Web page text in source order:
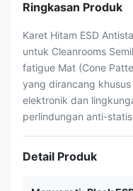
Ringkasan Produk
Karet Hitam ESD
untuk Cleanrooms
fatigue Mat (Cone
yang dirancang
elektronik dan
perlindungan anti-statis
Detail Produk